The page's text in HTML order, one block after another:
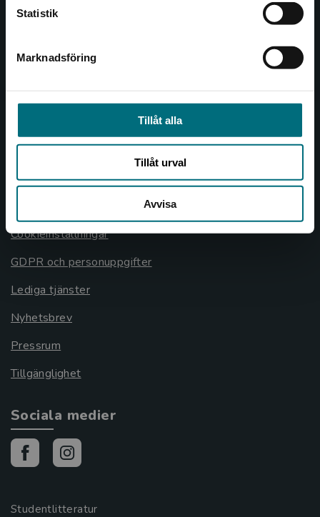
Statistik
Marknadsföring
Tillåt alla
Tillåt urval
Avvisa
Kontakta kundservice
Köpvillkor
Allmänna länkar
Om oss
Cookieinställningar
GDPR och personuppgifter
Lediga tjänster
Nyhetsbrev
Pressrum
Tillgänglighet
Sociala medier
Studentlitteratur